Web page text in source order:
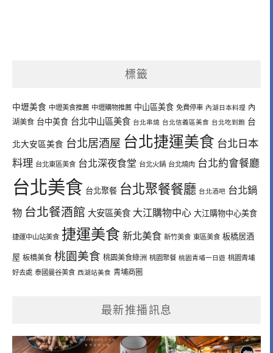
標籤
中壢美食 中壢美食推薦 中壢購物推薦 中山區美食 免費停車 內湖日本料理 內
湖美食 台中美食 台北中山區美食 台北串燒 台北信義區美食 台北吃到飽 台
北大安區美食 台北居酒屋 台北捷運美食 台北日本
料理 台北東區美食 台北深夜食堂 台北火鍋 台北燒肉 台北約會餐廳
台北美食 台北聚餐 台北聚餐餐廳 台北酒吧 台北鍋
物 台北餐酒館 大安區美食 大江購物中心 大江購物中心美食
捷運中山站美食 捷運美食 新北美食 新竹美食 東區美食 板橋居酒
屋 板橋美食 桃園美食 桃園美食綠洲 桃園聚餐 桃園青埔一日遊 桃園青埔
好去處 泰國曼谷美食 西湖站美食 青埔商圈
最新推播訊息